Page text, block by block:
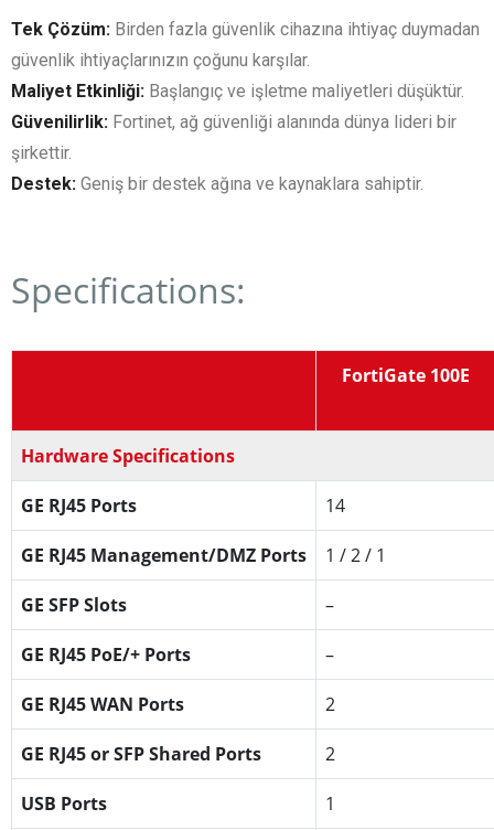
Tek Çözüm: Birden fazla güvenlik cihazına ihtiyaç duymadan
güvenlik ihtiyaçlarınızın çoğunu karşılar.
Maliyet Etkinliği: Başlangıç ve işletme maliyetleri düşüktür.
Güvenilirlik: Fortinet, ağ güvenliği alanında dünya lideri bir
şirkettir.
Destek: Geniş bir destek ağına ve kaynaklara sahiptir.
Specifications:
FortiGate 100E
Hardware Specifications
GE RJ45 Ports 14
GE RJ45 Management/DMZ Ports 1 / 2 / 1
GE SFP Slots –
GE RJ45 PoE/+ Ports –
GE RJ45 WAN Ports 2
GE RJ45 or SFP Shared Ports 2
USB Ports 1